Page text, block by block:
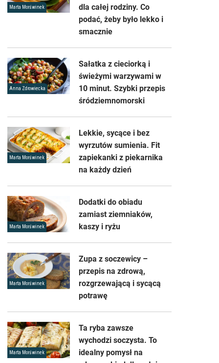
Marta Morświnek
dla całej rodziny. Co
podać, żeby było lekko i
smacznie
Anna Zdrowiecka
Sałatka z cieciorką i
świeżymi warzywami w
10 minut. Szybki przepis
śródziemnomorski
Marta Morświnek
Lekkie, sycące i bez
wyrzutów sumienia. Fit
zapiekanki z piekarnika
na każdy dzień
Marta Morświnek
Dodatki do obiadu
zamiast ziemniaków,
kaszy i ryżu
Marta Morświnek
Zupa z soczewicy –
przepis na zdrową,
rozgrzewającą i sycącą
potrawę
Marta Morświnek
Ta ryba zawsze
wychodzi soczysta. To
idealny pomysł na